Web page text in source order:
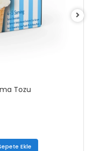
Tozu
Ekle